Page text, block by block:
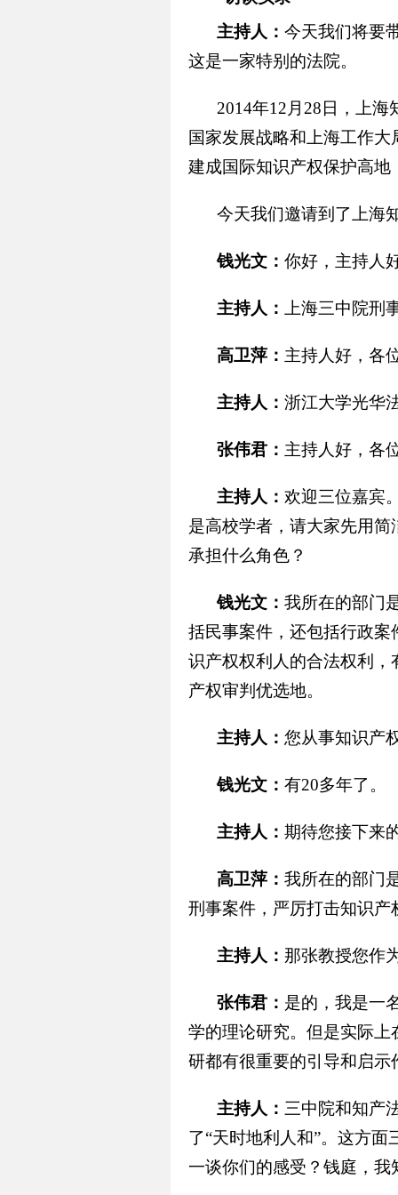
主持人： 今天我们将要
这是一家特别的法院。
2014年12月28日，上
国家发展战略和上海工作
建成国际知识产权保护高
今天我们邀请到了上海
钱光文： 你好，主持人
主持人： 上海三中院刑
高卫萍： 主持人好，各
主持人： 浙江大学光华
张伟君： 主持人好，各
主持人： 欢迎三位嘉宾
是高校学者，请大家先用
承担什么角色？
钱光文： 我所在的部门
括民事案件，还包括行政
识产权权利人的合法权利
产权审判优选地。
主持人： 您从事知识产
钱光文： 有20多年了。
主持人： 期待您接下来
高卫萍： 我所在的部门
刑事案件，严厉打击知识
主持人： 那张教授您作
张伟君： 是的，我是一
学的理论研究。但是实际
研都有很重要的引导和启示
主持人： 三中院和知产
了“天时地利人和”。这方
一谈你们的感受？钱庭，